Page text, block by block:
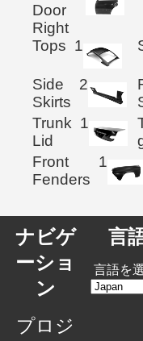
Door
Right
Tops 1
Side
Skirts
2
Trunk
Lid
1
Front
Fenders
1
ナビゲ
ーショ
ン
プロジ
言
言語を